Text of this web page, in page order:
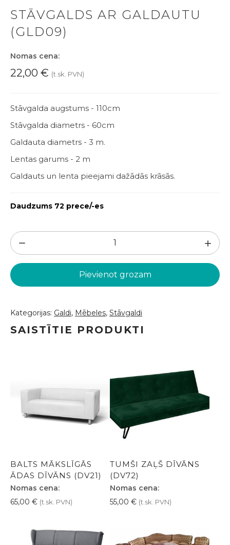
STĀVGALDS AR GALDAUTU
(GLD09)
Nomas cena:
22,00 € (t.sk. PVN)
Stāvgalda augstums - 110cm
Stāvgalda diametrs - 60cm
Galdauta diametrs - 3 m.
Lentas garums - 2 m
Galdauts un lenta pieejami dažādās krāsās.
Daudzums 72 prece/-es
Stāvgalds
ar
galdautu
(GLD09)
Pievienot grozam
Kategorijas: Galdi, Mēbeles, Stāvgaldi
SAISTĪTIE PRODUKTI
BALTS MĀKSLĪGĀS
ĀDAS DĪVĀNS (DV21)
Nomas cena:
65,00 € (t.sk. PVN)
TUMŠI ZAĻŠ DĪVĀNS
(DV72)
Nomas cena:
55,00 € (t.sk. PVN)